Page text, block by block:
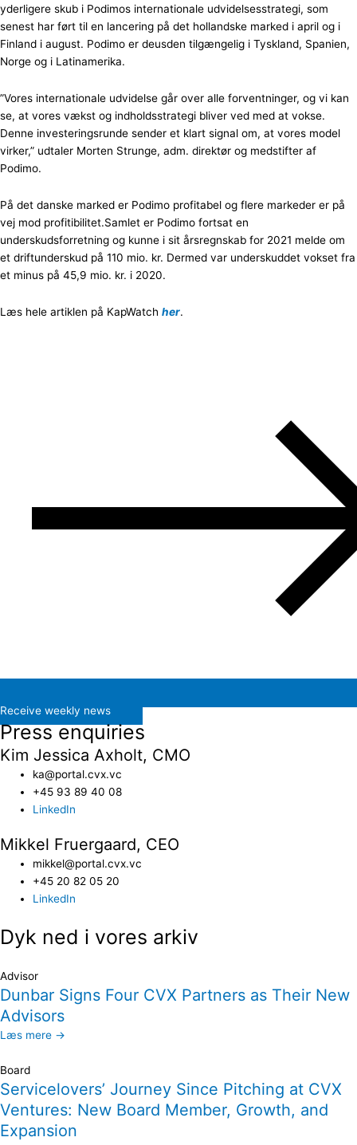
yderligere skub i Podimos internationale udvidelsesstrategi, som
senest har ført til en lancering på det hollandske marked i april og i
Finland i august. Podimo er deusden tilgængelig i Tyskland, Spanien,
Norge og i Latinamerika.
”Vores internationale udvidelse går over alle forventninger, og vi kan
se, at vores vækst og indholdsstrategi bliver ved med at vokse.
Denne investeringsrunde sender et klart signal om, at vores model
virker,” udtaler Morten Strunge, adm. direktør og medstifter af
Podimo.
På det danske marked er Podimo profitabel og flere markeder er på
vej mod profitibilitet.Samlet er Podimo fortsat en
underskudsforretning og kunne i sit årsregnskab for 2021 melde om
et driftunderskud på 110 mio. kr. Dermed var underskuddet vokset fra
et minus på 45,9 mio. kr. i 2020.
Læs hele artiklen på KapWatch her.
Receive weekly news
Press enquiries
Kim Jessica Axholt, CMO
ka@portal.cvx.vc​
+45 93 89 40 08
LinkedIn
Mikkel Fruergaard, CEO
mikkel@portal.cvx.vc
+45 20 82 05 20
LinkedIn
Dyk ned i vores arkiv
Advisor
Dunbar Signs Four CVX Partners as Their New
Advisors
Læs mere →
Board
Servicelovers’ Journey Since Pitching at CVX
Ventures: New Board Member, Growth, and
Expansion